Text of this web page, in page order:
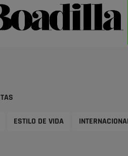
ESTILO DE VIDA